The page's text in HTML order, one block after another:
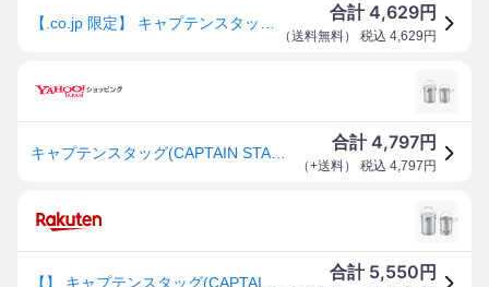
合計4,629円
（送料無料） 税込 4,629 円
合計4,797円
（+送料） 税込 4,797 円
合計 5,550 円